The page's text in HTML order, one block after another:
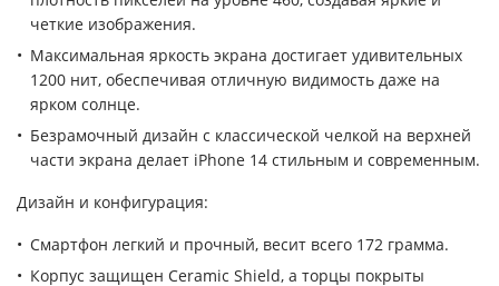
четкие изображения.
Максимальная яркость экрана достигает удивительных
1200 нит, обеспечивая отличную видимость даже на
ярком солнце.
Безрамочный дизайн с классической челкой на верхней
части экрана делает iPhone 14 стильным и современным.
Дизайн и конфигурация:
Смартфон легкий и прочный, весит всего 172 грамма.
Корпус защищен Ceramic Shield, а торцы покрыты